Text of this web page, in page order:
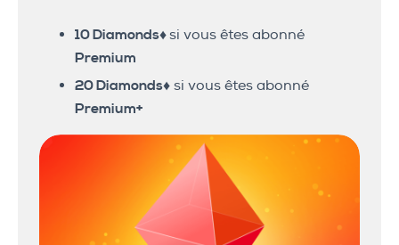
10 Diamonds♦️si vous êtes abonné
Premium
20 Diamonds♦️ si vous êtes abonné
Premium+